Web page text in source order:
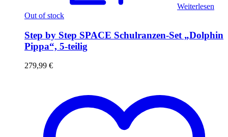
Weiterlesen
Out of stock
Step by Step SPACE Schulranzen-Set „Dolphin
Pippa“, 5-teilig
279,99 €